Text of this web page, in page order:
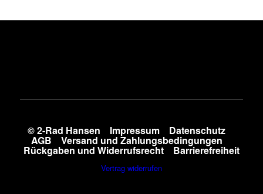
© 2-Rad Hansen Impressum Datenschutz
AGB Versand und Zahlungsbedingungen
Rückgaben und Widerrufsrecht Barrierefreiheit
Vertrag widerrufen